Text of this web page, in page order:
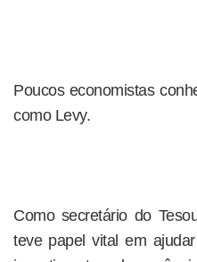
Poucos economistas
como Levy.
Como secretário do
teve papel vital em